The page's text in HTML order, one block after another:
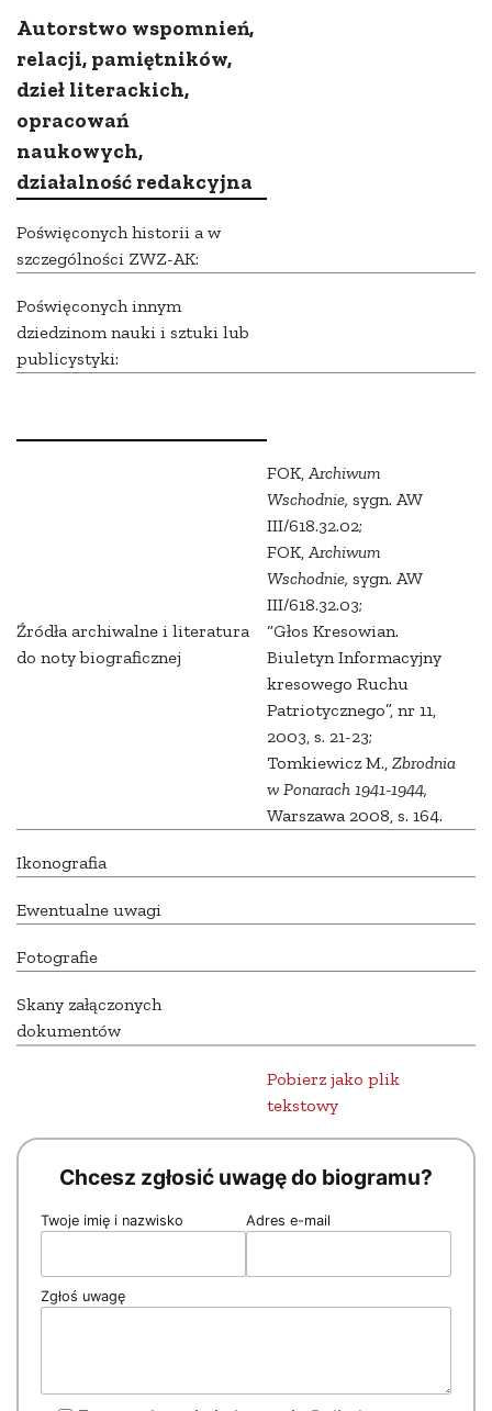
Autorstwo wspomnień,
relacji, pamiętników,
dzieł literackich,
opracowań
naukowych,
działalność redakcyjna
Poświęconych historii a w
szczególności ZWZ-AK:
Poświęconych innym
dziedzinom nauki i sztuki lub
publicystyki:
Źródła archiwalne i literatura
do noty biograficznej
FOK,Archiwum
Wschodnie, sygn. AW
III/618.32.02;
FOK,Archiwum
Wschodnie, sygn. AW
III/618.32.03;
“Głos Kresowian.
Biuletyn Informacyjny
kresowego Ruchu
Patriotycznego”, nr 11,
2003, s. 21-23;
Tomkiewicz M., Zbrodnia
w Ponarach 1941-1944,
Warszawa 2008, s. 164.
Ikonografia
Ewentualne uwagi
Fotografie
Skany załączonych
dokumentów
Pobierz jako plik
tekstowy
Chcesz zgłosić uwagę do biogramu?
Twoje imię i nazwisko Adres e-mail
Zgłoś uwagę